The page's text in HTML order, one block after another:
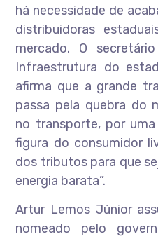
há necessidade de
distribuidoras
mercado. O
Infraestrutura do
afirma que a grande
passa pela quebra do
no transporte, por
figura do consumidor
dos tributos para que
energia barata”.
Artur Lemos Júnior
nomeado pelo